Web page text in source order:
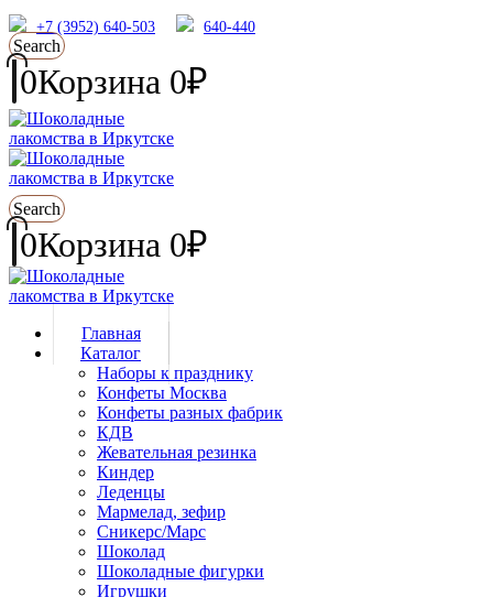
+7 (3952) 640-503 640-440
Search
0Корзина 0₽
Search
0Корзина 0₽
Главная
Каталог
Наборы к празднику
Конфеты Москва
Конфеты разных фабрик
КДВ
Жевательная резинка
Киндер
Леденцы
Мармелад, зефир
Сникерс/Марс
Шоколад
Шоколадные фигурки
Игрушки